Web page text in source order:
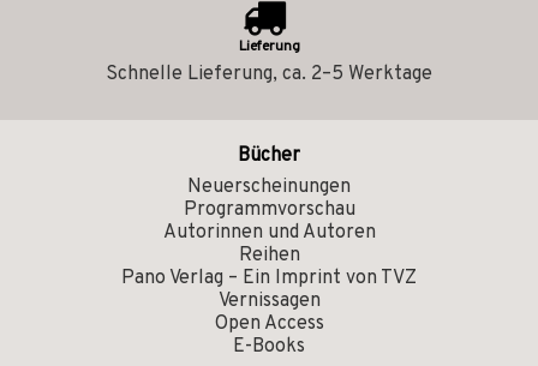
Lieferung
Schnelle Lieferung, ca. 2–5 Werktage
Bücher
Neuerscheinungen
Programmvorschau
Autorinnen und Autoren
Reihen
Pano Verlag – Ein Imprint von TVZ
Vernissagen
Open Access
E-Books